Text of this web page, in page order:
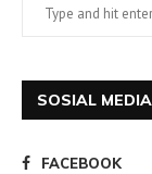
SOSIAL
FACEBOOK